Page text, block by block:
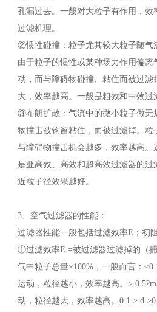
孔漏过去。一般对大粒子有作用，效
过滤机理。
②惯性碰撞：粒子尤其较大粒子随气
由于粒子的惯性或某种场力作用偏离
动，而与障碍物碰撞、粘住而被过滤
大，效率越高。一般是粗效和中效过
③布朗扩散：气流中的微小粒子做无
物撞击被钩留粘住，而被过滤掉。粒
与障碍物撞击机会越多，效率越高。
是亚高效、高效和超高效过滤器的过
近粒子径效果越好。
3、空气过滤器的性能：
过滤器性能一般包括过滤效率E；初
①过滤效率E =被过滤器过滤掉的（
气中粒子总量×100%，一般而言：
运动，粒径越小，效率越高。>
动，粒径越大，效率越高。0.1 > d